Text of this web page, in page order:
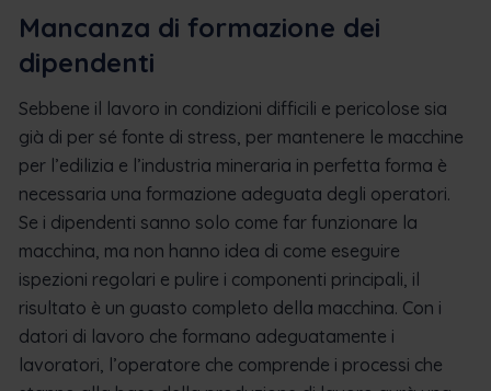
Mancanza di formazione dei
dipendenti
Sebbene il lavoro in condizioni difficili e pericolose sia
già di per sé fonte di stress, per mantenere le macchine
per l’edilizia e l’industria mineraria in perfetta forma è
necessaria una formazione adeguata degli operatori.
Se i dipendenti sanno solo come far funzionare la
macchina, ma non hanno idea di come eseguire
ispezioni regolari e pulire i componenti principali, il
risultato è un guasto completo della macchina. Con i
datori di lavoro che formano adeguatamente i
lavoratori, l’operatore che comprende i processi che